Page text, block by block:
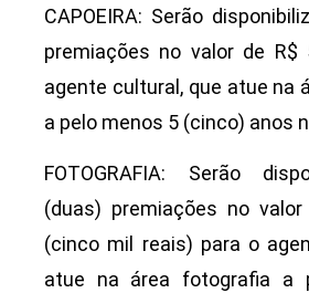
CAPOEIRA: Serão
premiações no valor de R$
agente cultural, que atue na
a pelo menos 5 (cinco) anos
FOTOGRAFIA: Serão
(duas) premiações no valor
(cinco mil reais) para o
atue na área fotografia a